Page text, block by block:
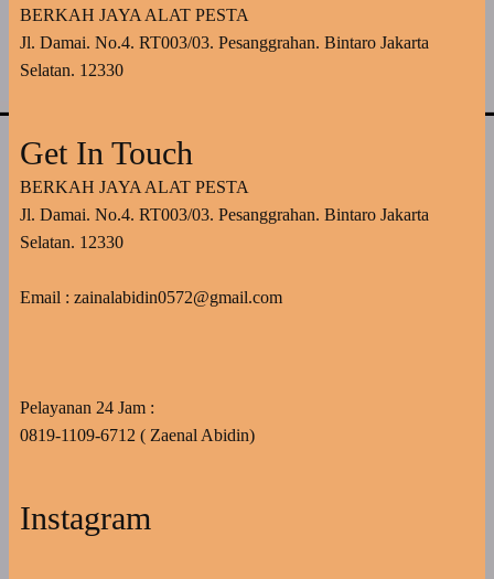
BERKAH JAYA ALAT PESTA
Jl. Damai. No.4. RT003/03. Pesanggrahan. Bintaro Jakarta
Selatan. 12330
Get In Touch
BERKAH JAYA ALAT PESTA
Jl. Damai. No.4. RT003/03. Pesanggrahan. Bintaro Jakarta
Selatan. 12330
Email : zainalabidin0572@gmail.com
Pelayanan 24 Jam :
0819-1109-6712 ( Zaenal Abidin)
Instagram